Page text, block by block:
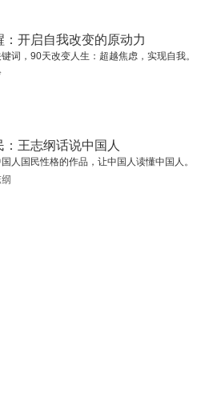
：开启自我改变的原动力
词，90天改变人生：超越焦虑，实现自我。
：王志纲话说中国人
人国民性格的作品，让中国人读懂中国人。